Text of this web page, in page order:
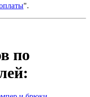
".
по